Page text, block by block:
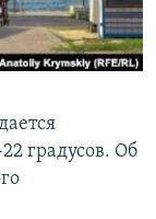
градусов. Об